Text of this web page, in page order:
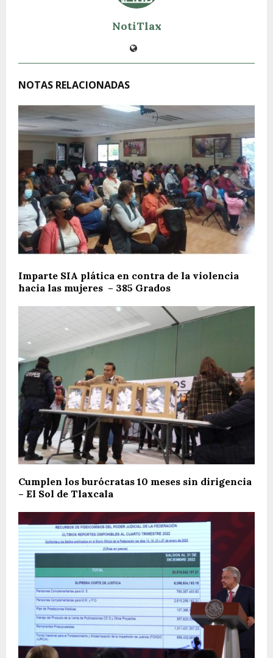
NotiTlax
NOTAS RELACIONADAS
Imparte SIA plática en contra de la violencia
hacia las mujeres – 385 Grados
Cumplen los burócratas 10 meses sin dirigencia
– El Sol de Tlaxcala